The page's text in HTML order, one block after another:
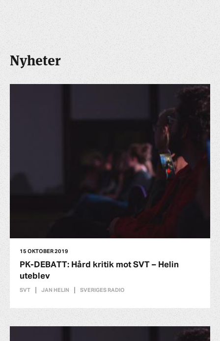
Nyheter
15 OKTOBER 2019
PK-DEBATT: Hård kritik mot SVT – Helin
uteblev
SVT JAN HELIN SVERIGES RADIO